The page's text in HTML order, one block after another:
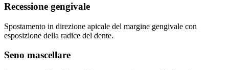
Recessione gengivale
Spostamento in direzione apicale del margine gengivale con
esposizione della radice del dente.
Seno mascellare